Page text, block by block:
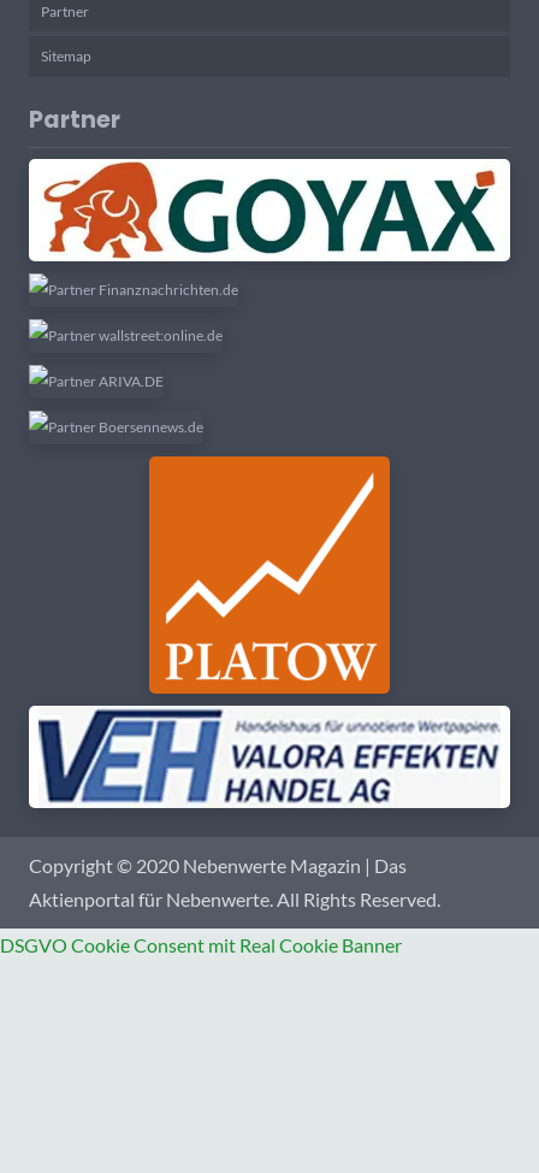
Partner
Sitemap
Partner
Copyright © 2020 Nebenwerte Magazin | Das
Aktienportal für Nebenwerte. All Rights Reserved.
DSGVO Cookie Consent mit Real Cookie Banner